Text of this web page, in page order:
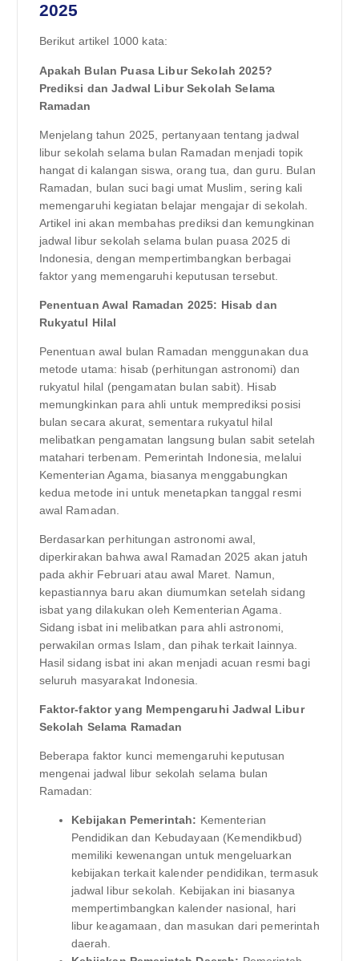
2025
Berikut artikel 1000 kata:
Apakah Bulan Puasa Libur Sekolah 2025?
Prediksi dan Jadwal Libur Sekolah Selama
Ramadan
Menjelang tahun 2025, pertanyaan tentang jadwal
libur sekolah selama bulan Ramadan menjadi topik
hangat di kalangan siswa, orang tua, dan guru. Bulan
Ramadan, bulan suci bagi umat Muslim, sering kali
memengaruhi kegiatan belajar mengajar di sekolah.
Artikel ini akan membahas prediksi dan kemungkinan
jadwal libur sekolah selama bulan puasa 2025 di
Indonesia, dengan mempertimbangkan berbagai
faktor yang memengaruhi keputusan tersebut.
Penentuan Awal Ramadan 2025: Hisab dan
Rukyatul Hilal
Penentuan awal bulan Ramadan menggunakan dua
metode utama: hisab (perhitungan astronomi) dan
rukyatul hilal (pengamatan bulan sabit). Hisab
memungkinkan para ahli untuk memprediksi posisi
bulan secara akurat, sementara rukyatul hilal
melibatkan pengamatan langsung bulan sabit setelah
matahari terbenam. Pemerintah Indonesia, melalui
Kementerian Agama, biasanya menggabungkan
kedua metode ini untuk menetapkan tanggal resmi
awal Ramadan.
Berdasarkan perhitungan astronomi awal,
diperkirakan bahwa awal Ramadan 2025 akan jatuh
pada akhir Februari atau awal Maret. Namun,
kepastiannya baru akan diumumkan setelah sidang
isbat yang dilakukan oleh Kementerian Agama.
Sidang isbat ini melibatkan para ahli astronomi,
perwakilan ormas Islam, dan pihak terkait lainnya.
Hasil sidang isbat ini akan menjadi acuan resmi bagi
seluruh masyarakat Indonesia.
Faktor-faktor yang Mempengaruhi Jadwal Libur
Sekolah Selama Ramadan
Beberapa faktor kunci memengaruhi keputusan
mengenai jadwal libur sekolah selama bulan
Ramadan:
Kebijakan Pemerintah: Kementerian
Pendidikan dan Kebudayaan (Kemendikbud)
memiliki kewenangan untuk mengeluarkan
kebijakan terkait kalender pendidikan, termasuk
jadwal libur sekolah. Kebijakan ini biasanya
mempertimbangkan kalender nasional, hari
libur keagamaan, dan masukan dari pemerintah
daerah.